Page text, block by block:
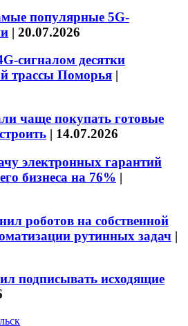
популярные 5G-
| 20.07.2026
сигналом десятки
трассы Поморья |
чаще покупать готовые
| 14.07.2026
электронных гарантий
бизнеса на 76% |
роботов на собственной
рутинных задач |
подписывать исходящие